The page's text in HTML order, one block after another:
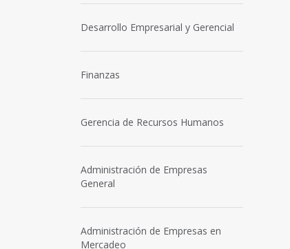
Desarrollo Empresarial y Gerencial
Finanzas
Gerencia de Recursos Humanos
Administración de Empresas
General
Administración de Empresas en
Mercadeo